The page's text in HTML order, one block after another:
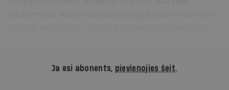
Ja esi abonents, pievienojies šeit.